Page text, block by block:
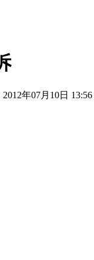
年07月10日 13:56